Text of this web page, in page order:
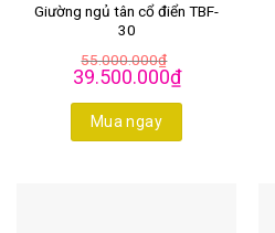
Giường ngủ tân cổ điển TBF-
30
55.000.000₫
Giá
gốc
là:
55.000.000₫.
39.500.000₫Giá
hiện
tại
Mua ngay